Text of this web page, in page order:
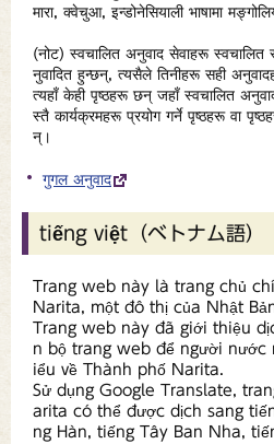
मारा, क्वेचुआ, इन्डोनेसियाली भाषामा
(नोट) स्वचालित अनुवाद सेवाहरू स्वचालित
नुवादित हुन्छन्, त्यसैले तिनीहरू सही
त्यहाँ केही पृष्ठहरू छन् जहाँ स्वचालित
स्तै कार्यक्रमहरू प्रयोग गर्ने पृष्ठहरू वा
न्।
गुगल अनुवाद
tiếng việt（ベトナム語）
Trang web này là trang chủ
Narita, một đô thị của Nhật
Trang web này đã giới thiệu
n bộ trang web để người nước
iểu về Thành phố Narita.
Sử dụng Google Translate,
arita có thể được dịch sang
ng Hàn, tiếng Tây Ban Nha,